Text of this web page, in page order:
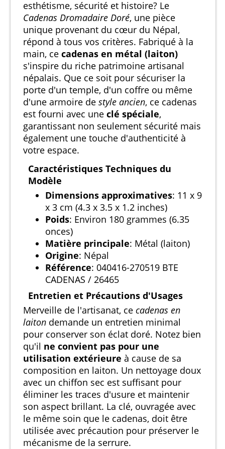
esthétisme, sécurité et histoire? Le
Cadenas Dromadaire Doré, une pièce
unique provenant du cœur du Népal,
répond à tous vos critères. Fabriqué à la
main, ce cadenas en métal (laiton)
s'inspire du riche patrimoine artisanal
népalais. Que ce soit pour sécuriser la
porte d'un temple, d'un coffre ou même
d'une armoire de style ancien, ce cadenas
est fourni avec une clé spéciale,
garantissant non seulement sécurité mais
également une touche d'authenticité à
votre espace.
Caractéristiques Techniques du
Modèle
Dimensions approximatives: 11 x 9
x 3 cm (4.3 x 3.5 x 1.2 inches)
Poids: Environ 180 grammes (6.35
onces)
Matière principale: Métal (laiton)
Origine: Népal
Référence: 040416-270519 BTE
CADENAS / 26465
Entretien et Précautions d'Usages
Merveille de l'artisanat, ce cadenas en
laiton demande un entretien minimal
pour conserver son éclat doré. Notez bien
qu'il ne convient pas pour une
utilisation extérieure à cause de sa
composition en laiton. Un nettoyage doux
avec un chiffon sec est suffisant pour
éliminer les traces d'usure et maintenir
son aspect brillant. La clé, ouvragée avec
le même soin que le cadenas, doit être
utilisée avec précaution pour préserver le
mécanisme de la serrure.